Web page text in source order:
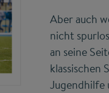
Aber auch
nicht
an seine
Jugendhilfe